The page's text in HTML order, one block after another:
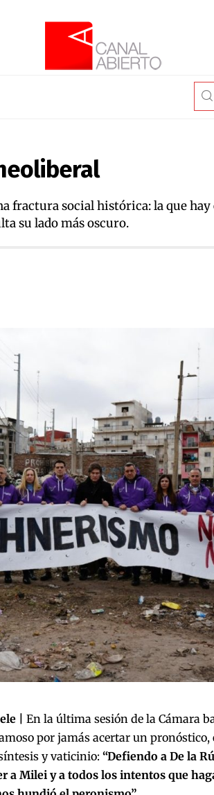
fractura social histórica: la que
su lado más oscuro.
|
En la última sesión de la Cámara
por jamás acertar un
y vaticinio:“Defiendo a De la
a Milei y a todos los intentos que